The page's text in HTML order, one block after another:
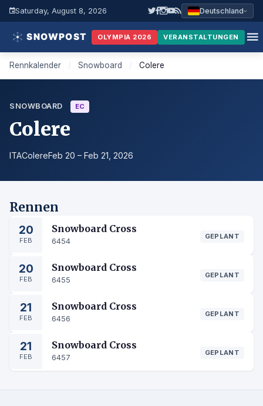
Saturday, August 8, 2026 Deutschland
OLYMPIA 2026 VERANSTALTUNGEN
Rennkalender / Snowboard / Colere
SNOWBOARD EC
Colere
ITAColereFeb 20 – Feb 21, 2026
Rennen
20
FEB
Snowboard Cross
6454
GEPLANT
20
FEB
Snowboard Cross
6455
GEPLANT
21
FEB
Snowboard Cross
6456
GEPLANT
21
FEB
Snowboard Cross
6457
GEPLANT